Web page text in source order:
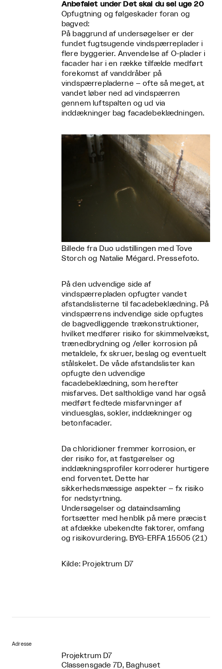
Anbefalet under Det skal du se! uge 20
Opfugtning og følgeskader foran og
bagved:
På baggrund af undersøgelser er der
fundet fugtsugende vindspærreplader i
flere byggerier. Anvendelse af O-plader i
facader har i en række tilfælde medført
forekomst af vanddråber på
vindspærrepladerne – ofte så meget, at
vandet løber ned ad vindspærren
gennem luftspalten og ud via
inddækninger bag facadebeklædningen.
Billede fra Duo udstillingen med Tove
Storch og Natalie Mégard. Pressefoto.
På den udvendige side af
vindspærrepladen opfugter vandet
afstandslisterne til facadebeklædning. På
vindspærrens indvendige side opfugtes
de bagvedliggende trækonstruktioner,
hvilket medfører risiko for skimmelvækst,
trænedbrydning og /eller korrosion på
metaldele, fx skruer, beslag og eventuelt
stålskelet. De våde afstandslister kan
opfugte den udvendige
facadebeklædning, som herefter
misfarves. Det saltholdige vand har også
medført fedtede misfarvninger af
vinduesglas, sokler, inddækninger og
betonfacader.
Da chloridioner fremmer korrosion, er
der risiko for, at fastgørelser og
inddækningsprofiler korroderer hurtigere
end forventet. Dette har
sikkerhedsmæssige aspekter – fx risiko
for nedstyrtning.
Undersøgelser og dataindsamling
fortsætter med henblik på mere præcist
at afdække ubekendte faktorer, omfang
og risikovurdering. BYG-ERFA 15505 (21)
Kilde: Projektrum D7
Adresse
Projektrum D7
Classensgade 7D, Baghuset